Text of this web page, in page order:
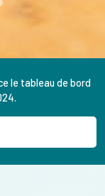
le tableau de bord